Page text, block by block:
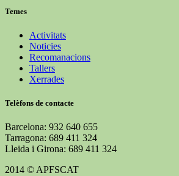
Temes
Activitats
Noticies
Recomanacions
Tallers
Xerrades
Telèfons de contacte
Barcelona: 932 640 655
Tarragona: 689 411 324
Lleida i Girona: 689 411 324
2014 © APFSCAT